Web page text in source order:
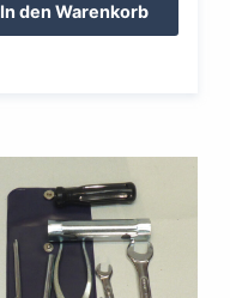
In den Warenkorb